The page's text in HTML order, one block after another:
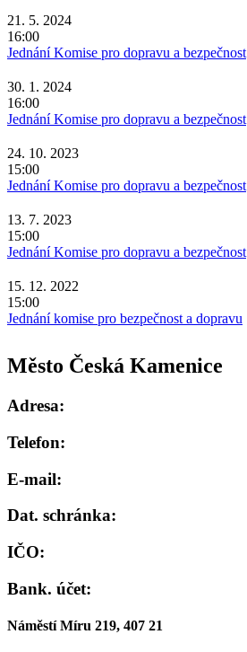
21. 5. 2024
16:00
Jednání Komise pro dopravu a bezpečnost
30. 1. 2024
16:00
Jednání Komise pro dopravu a bezpečnost
24. 10. 2023
15:00
Jednání Komise pro dopravu a bezpečnost
13. 7. 2023
15:00
Jednání Komise pro dopravu a bezpečnost
15. 12. 2022
15:00
Jednání komise pro bezpečnost a dopravu
Město Česká Kamenice
Adresa:
Telefon:
E-mail:
Dat. schránka:
IČO:
Bank. účet:
Náměstí Míru 219, 407 21